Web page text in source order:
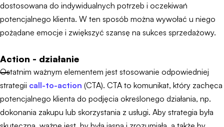
dostosowana do indywidualnych potrzeb i oczekiwań
potencjalnego klienta. W ten sposób można wywołać u niego
pożądane emocje i zwiększyć szansę na sukces sprzedażowy.
Action - działanie
Ostatnim ważnym elementem jest stosowanie odpowiedniej
strategii call-to-action (CTA). CTA to komunikat, który zachęca
potencjalnego klienta do podjęcia określonego działania, np.
dokonania zakupu lub skorzystania z usługi. Aby strategia była